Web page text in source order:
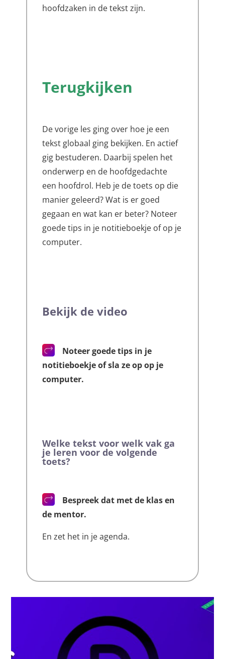
hoofdzaken in de tekst zijn.
Terugkijken
De vorige les ging over hoe je een
tekst globaal ging bekijken. En actief
gig bestuderen. Daarbij spelen het
onderwerp en de hoofdgedachte
een hoofdrol. Heb je de toets op die
manier geleerd? Wat is er goed
gegaan en wat kan er beter? Noteer
goede tips in je notitieboekje of op je
computer.
Bekijk de video
Noteer goede tips in je
notitieboekje of sla ze op op je
computer.
Welke tekst voor welk vak ga
je leren voor de volgende
toets?
Bespreek dat met de klas en
de mentor.
En zet het in je agenda.